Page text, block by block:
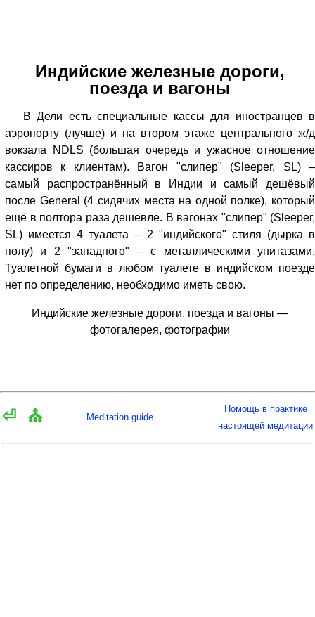
Индийские железные дороги,
поезда и вагоны
В Дели есть специальные кассы для иностранцев в
аэропорту (лучше) и на втором этаже центрального ж/д
вокзала NDLS (большая очередь и ужасное отношение
кассиров к клиентам). Вагон "слипер" (Sleeper, SL) –
самый распространённый в Индии и самый дешёвый
после General (4 сидячих места на одной полке), который
ещё в полтора раза дешевле. В вагонах "слипер" (Sleeper,
SL) имеется 4 туалета – 2 "индийского" стиля (дырка в
полу) и 2 "западного" – с металлическими унитазами.
Туалетной бумаги в любом туалете в индийском поезде
нет по определению, необходимо иметь свою.
Индийские железные дороги, поезда и вагоны —
фотогалерея, фотографии
⏎ ⛪ Meditation guide
Помощь в практике
настоящей медитации